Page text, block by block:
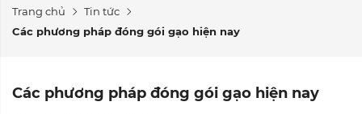
Trang chủ
Tin tức
Các phương pháp đóng gói gạo hiện nay
Các phương pháp đóng gói gạo hiện nay